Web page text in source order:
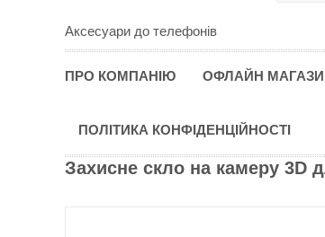
Аксесуари до телефонів
ПРО КОМПАНІЮ ОФЛАЙН
ПОЛІТИКА КОНФІДЕНЦІЙНОСТІ
Захисне скло на камеру 3D